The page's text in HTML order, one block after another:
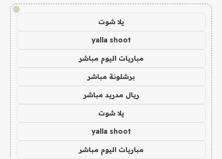
!
يلا شوت
yalla shoot
مباريات اليوم مباشر
برشلونة مباشر
ريال مدريد مباشر
يلا شوت
yalla shoot
مباريات اليوم مباشر